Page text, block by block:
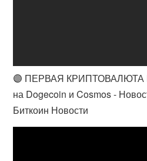
🟣 ПЕРВАЯ КРИПТОВАЛЮТА
на Dogecoin и Cosmos -
Биткоин Новости